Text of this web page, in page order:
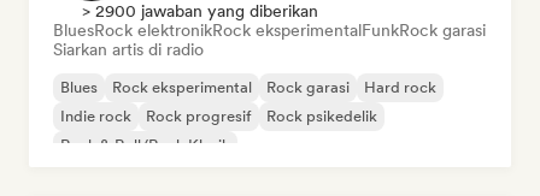
> 2900 jawaban yang diberikan
BluesRock elektronikRock eksperimentalFunkRock garasi
Siarkan artis di radio
Blues Rock eksperimental Rock garasi
Hard rock
Indie rock
Rock progresif
Rock psikedelik
Rock & Roll/Rock Klasik